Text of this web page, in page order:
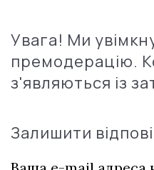
Увага! Ми
премодерацію.
з'являються із
Залишити